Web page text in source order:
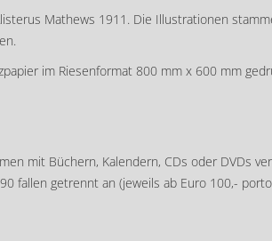
Mathews 1911. Die Illustrationen
im Riesenformat 800 mm x 600 mm
mit Büchern, Kalendern, CDs oder DVDs
fallen getrennt an (jeweils ab Euro 100,-